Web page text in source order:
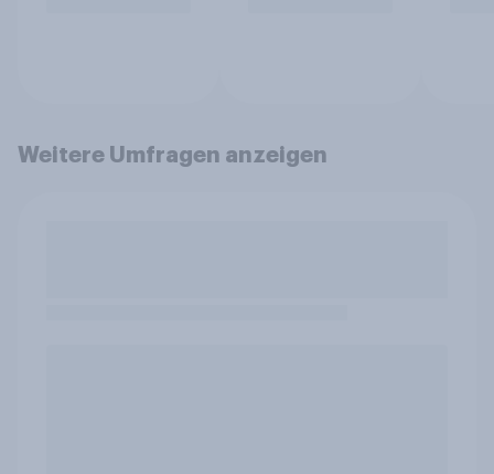
Weitere Umfragen anzeigen